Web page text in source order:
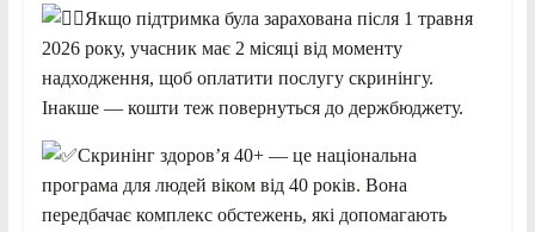
Якщо підтримка була зарахована після 1 травня
2026 року, учасник має 2 місяці від моменту
надходження, щоб оплатити послугу скринінгу.
Інакше — кошти теж повернуться до держбюджету.
Скринінг здоров’я 40+ — це національна
програма для людей віком від 40 років. Вона
передбачає комплекс обстежень, які допомагають